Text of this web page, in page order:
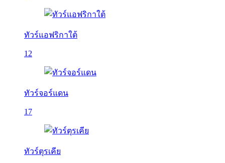
ทัวร์แอฟริกาใต้
12
ทัวร์จอร์แดน
17
ทัวร์ตุรเคีย